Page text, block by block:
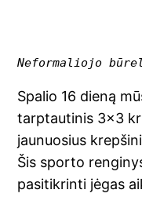
Neformaliojo
Spalio 16 dieną
tarptautinis 3×3
jaunuosius
Šis sporto
pasitikrinti jėgas